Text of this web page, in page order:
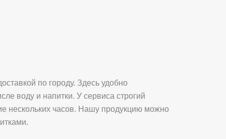
по городу. Здесь удобно
воду и напитки. У сервиса строгий
нескольких часов. Нашу продукцию можно